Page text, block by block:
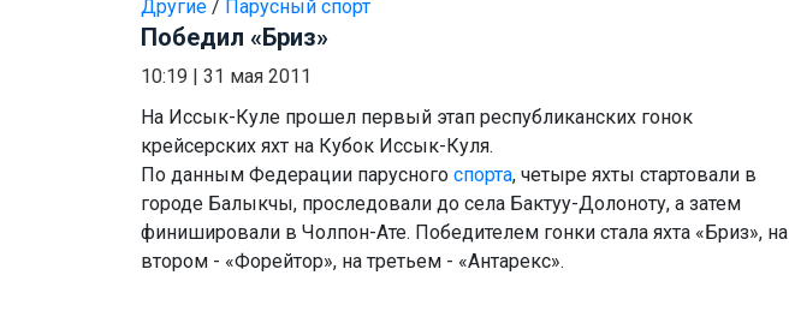
Другие / Парусный спорт
Победил «Бриз»
10:19
31 мая 2011
На Иссык-Куле прошел первый этап республиканских гонок
крейсерских яхт на Кубок Иссык-Куля.
По данным Федерации парусного спорта, четыре яхты стартовали в
городе Балыкчы, проследовали до села Бактуу-Долоноту, а затем
финишировали в Чолпон-Ате. Победителем гонки стала яхта «Бриз», на
втором - «Форейтор», на третьем - «Антарекс».